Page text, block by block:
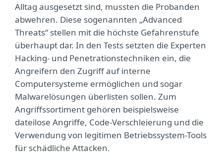
Alltag ausgesetzt sind, mussten die Probanden
abwehren. Diese sogenannten „Advanced
Threats“ stellen mit die höchste Gefahrenstufe
überhaupt dar. In den Tests setzten die Experten
Hacking- und Penetrationstechniken ein, die
Angreifern den Zugriff auf interne
Computersysteme ermöglichen und sogar
Malwarelösungen überlisten sollen. Zum
Angriffssortiment gehören beispielsweise
dateilose Angriffe, Code-Verschleierung und die
Verwendung von legitimen Betriebssystem-Tools
für schädliche Attacken.